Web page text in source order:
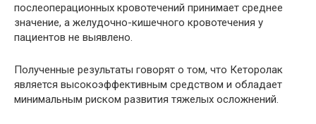
послеоперационных кровотечений принимает среднее
значение, а желудочно-кишечного кровотечения у
пациентов не выявлено.
Полученные результаты говорят о том, что Кеторолак
является высокоэффективным средством и обладает
минимальным риском развития тяжелых осложнений.